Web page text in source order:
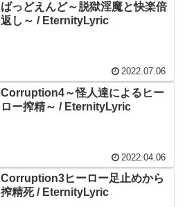
ばっどえんど～脱獄淫魔と快楽倍
返し～ / EternityLyric
2022.07.06
Corruption4～怪人達によるヒー
ロー搾精～ / EternityLyric
2022.04.06
Corruption3ヒーロー足止めから
搾精死 / EternityLyric